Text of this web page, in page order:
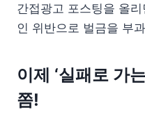
간접광고 포스팅을 올
인 위반으로 벌금을 부
이제 ‘실패로 가
쫌!